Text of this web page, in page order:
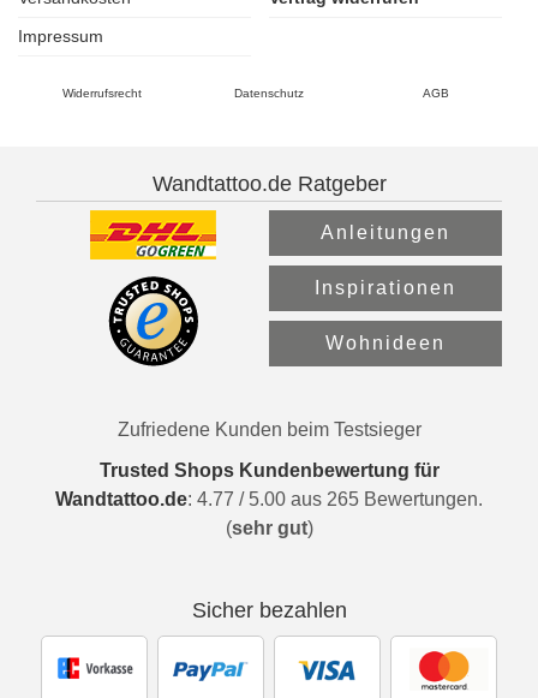
Impressum
Widerrufsrecht Datenschutz AGB
Wandtattoo.de Ratgeber
Anleitungen
Inspirationen
Wohnideen
Zufriedene Kunden beim Testsieger
Trusted Shops Kundenbewertung für
Wandtattoo.de: 4.77 / 5.00 aus 265 Bewertungen.
(sehr gut)
Sicher bezahlen